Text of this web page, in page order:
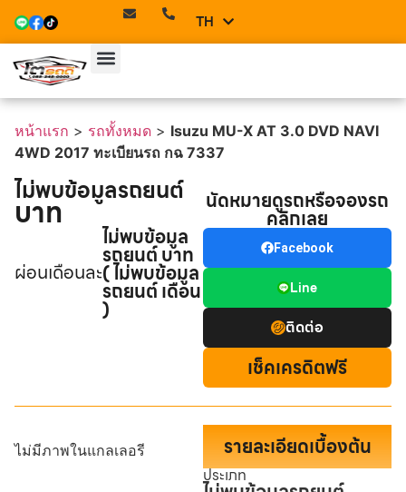
TH
EN
หน้าแรก > รถทั้งหมด > Isuzu MU-X AT 3.0 DVD NAVI
4WD 2017 ทะเบียนรถ กฉ 7337
ไม่พบข้อมูลรถยนต์
บาท
ผ่อนเดือนละ
ไม่พบข้อมูล
รถยนต์ บาท
( ไม่พบข้อมูล
รถยนต์ เดือน
)
นัดหมายดูรถหรือจองรถ
คลิกเลย
Facebook
Line
ติดต่อ
เช็คเครดิตฟรี
ไม่มีภาพในแกลเลอรี รายละเอียดเบื้องต้น
ประเภท